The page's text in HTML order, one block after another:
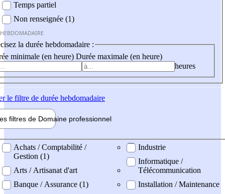
Temps partiel
Non renseignée (1)
la durée hebdomadaire :
minimale (en heure) Durée maximale (en heure)
heures
le filtre de durée hebdomadaire
filtres de Domaine professionnel
professionel
Achats / Comptabilité /
Gestion (1)
Arts / Artisanat d'art
Banque / Assurance (1)
Industrie
Informatique /
Télécommunication
Installation / Maintenance